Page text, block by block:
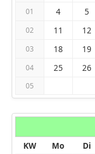
01 4 5
02 11 12
03 18 19
04 25 26
05
KW
Mo Di